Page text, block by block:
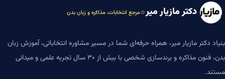
دکتر مازیار میر مرجع انتخابات، مذاکره و زبان بدن
بنیاد دکتر مازیار میر، همراه حرفه‌ای شما در مسیر مشاوره انتخاباتی، آموزش زبان
بدن، فنون مذاکره و برندسازی شخصی با بیش از ۳۰ سال تجربه علمی و میدانی
مستند.